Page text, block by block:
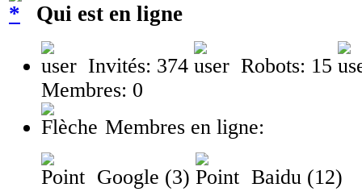
Qui est en ligne
Invités: 374
Robots: 15
Membres: 0
Membres en ligne:
Google (3) Baidu (12)